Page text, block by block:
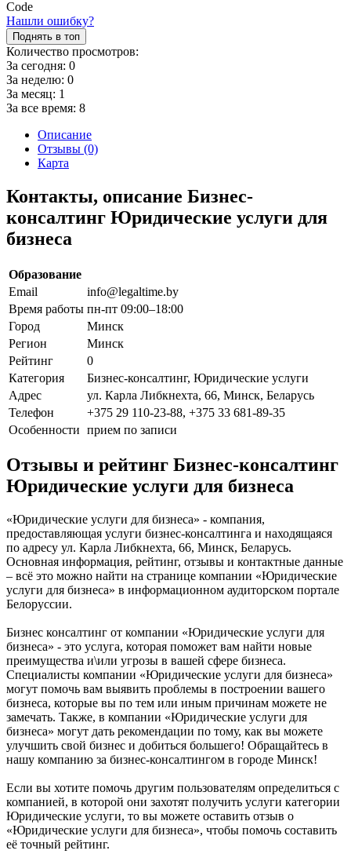
Нашли ошибку?
Поднять в топ
Количество просмотров:
За сегодня: 0
За неделю: 0
За месяц: 1
За все время: 8
Описание
Отзывы (0)
Карта
Контакты, описание Бизнес-
консалтинг Юридические услуги для
бизнеса
Образование
Email
info@legaltime.by
Время работы пн-пт 09:00–18:00
Город
Минск
Регион
Минск
Рейтинг
0
Категория
Бизнес-консалтинг, Юридические услуги
Адрес
ул. Карла Либкнехта, 66, Минск, Беларусь
Телефон
+375 29 110-23-88, +375 33 681-89-35
Особенности прием по записи
Отзывы и рейтинг Бизнес-консалтинг
Юридические услуги для бизнеса
«Юридические услуги для бизнеса» - компания,
предоставляющая услуги бизнес-консалтинга и находящаяся
по адресу ул. Карла Либкнехта, 66, Минск, Беларусь.
Основная информация, рейтинг, отзывы и контактные данные
– всё это можно найти на странице компании «Юридические
услуги для бизнеса» в информационном аудиторском портале
Белоруссии.
Бизнес консалтинг от компании «Юридические услуги для
бизнеса» - это услуга, которая поможет вам найти новые
преимущества и\или угрозы в вашей сфере бизнеса.
Специалисты компании «Юридические услуги для бизнеса»
могут помочь вам выявить проблемы в построении вашего
бизнеса, которые вы по тем или иным причинам можете не
замечать. Также, в компании «Юридические услуги для
бизнеса» могут дать рекомендации по тому, как вы можете
улучшить свой бизнес и добиться большего! Обращайтесь в
нашу компанию за бизнес-консалтингом в городе Минск!
Если вы хотите помочь другим пользователям определиться с
компанией, в которой они захотят получить услуги категории
Юридические услуги, то вы можете оставить отзыв о
«Юридические услуги для бизнеса», чтобы помочь составить
её точный рейтинг.